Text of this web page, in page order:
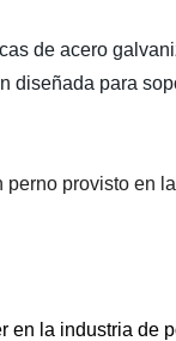
de acero
diseñada para
provisto en
en la industria de